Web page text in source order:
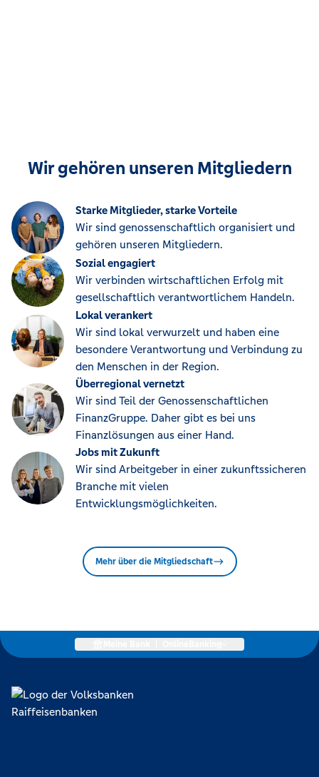
Wir gehören unseren Mitgliedern
Starke Mitglieder, starke Vorteile
Wir sind genossenschaftlich organisiert und
gehören unseren Mitgliedern.
Sozial engagiert
Wir verbinden wirtschaftlichen Erfolg mit
gesellschaftlich verantwortlichem Handeln.
Lokal verankert
Wir sind lokal verwurzelt und haben eine
besondere Verantwortung und Verbindung zu
den Menschen in der Region.
Überregional vernetzt
Wir sind Teil der Genossenschaftlichen
FinanzGruppe. Daher gibt es bei uns
Finanzlösungen aus einer Hand.
Jobs mit Zukunft
Wir sind Arbeitgeber in einer zukunftssicheren
Branche mit vielen
Entwicklungsmöglichkeiten.
Mehr über die Mitgliedschaft